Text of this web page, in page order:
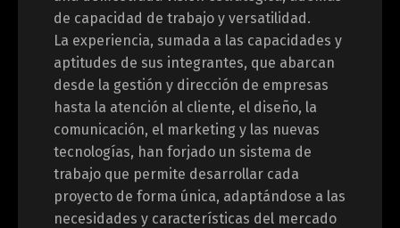
de capacidad de trabajo y versatilidad.
La experiencia, sumada a las capacidades y
aptitudes de sus integrantes, que abarcan
desde la gestión y dirección de empresas
hasta la atención al cliente, el diseño, la
comunicación, el marketing y las nuevas
tecnologías, han forjado un sistema de
trabajo que permite desarrollar cada
proyecto de forma única, adaptándose a las
necesidades y características del mercado